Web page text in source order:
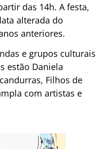
das 14h. A festa,
alterada do
anteriores.
e grupos culturais
estão Daniela
Filhos de
com artistas e